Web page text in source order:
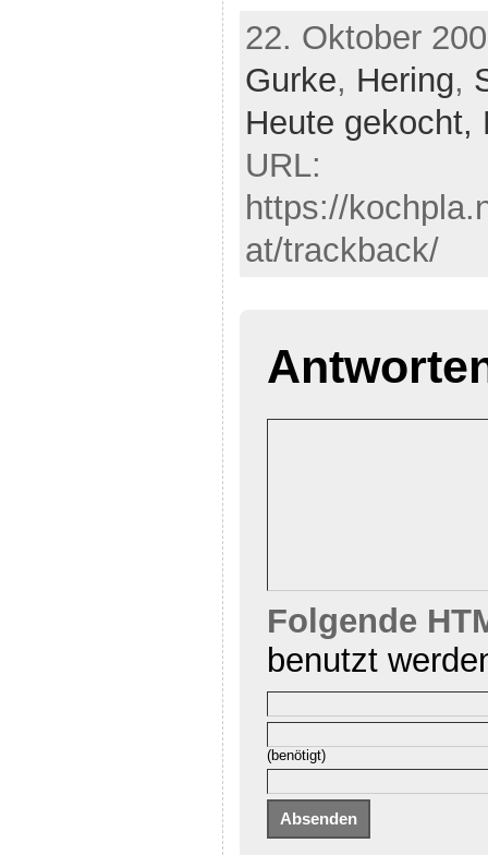
22. Oktober
Gurke, Hering,
Heute gekocht,
URL:
https://
at/trackback/
Folgende
benutzt
(benötigt)